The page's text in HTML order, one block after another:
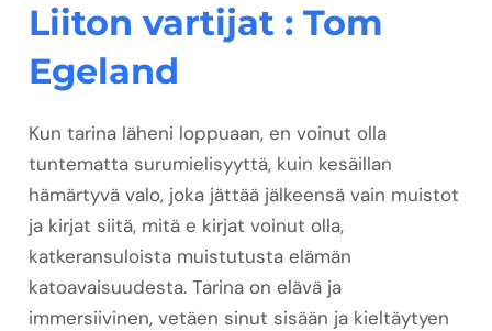
Liiton vartijat : Tom
Egeland
Kun tarina läheni loppuaan, en voinut olla
tuntematta surumielisyyttä, kuin kesäillan
hämärtyvä valo, joka jättää jälkeensä vain muistot
ja kirjat siitä, mitä e kirjat​ voinut olla,
katkeransuloista muistutusta elämän
katoavaisuudesta. Tarina on elävä ja
immersiivinen, vetäen sinut sisään ja kieltäytyen